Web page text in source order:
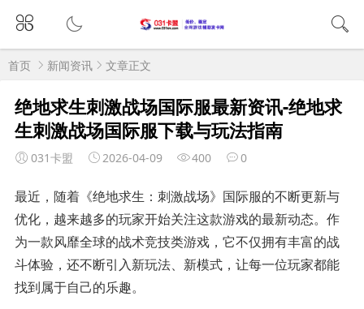
首页 新闻资讯 文章正文
绝地求生刺激战场国际服最新资讯-绝地求
生刺激战场国际服下载与玩法指南
031卡盟 2026-04-09 400 0
最近，随着《绝地求生：刺激战场》国际服的不断更新与
优化，越来越多的玩家开始关注这款游戏的最新动态。作
为一款风靡全球的战术竞技类游戏，它不仅拥有丰富的战
斗体验，还不断引入新玩法、新模式，让每一位玩家都能
找到属于自己的乐趣。